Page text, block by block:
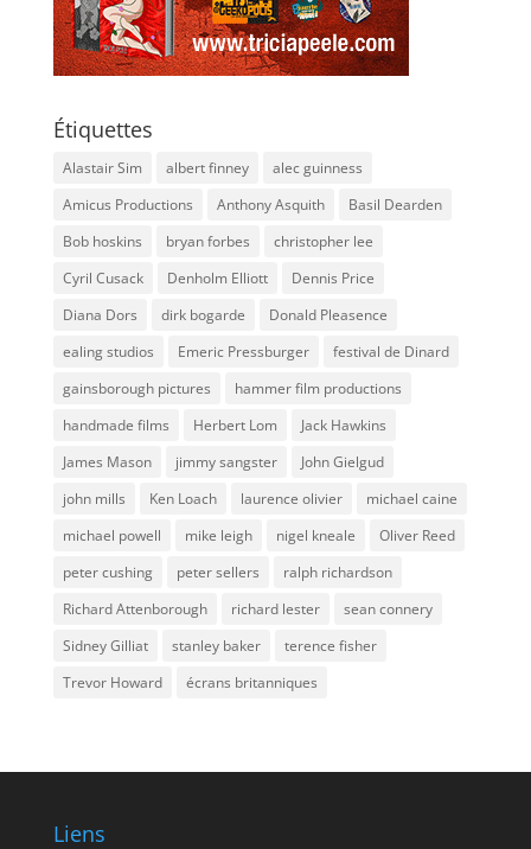
Étiquettes
Alastair Sim albert finney
alec guinness
Amicus Productions
Anthony Asquith
Basil Dearden
Bob hoskins
bryan forbes
christopher lee
Cyril Cusack
Denholm Elliott
Dennis Price
Diana Dors
dirk bogarde
Donald Pleasence
ealing studios
Emeric Pressburger
festival de Dinard
gainsborough pictures
hammer film productions
handmade films
Herbert Lom
Jack Hawkins
James Mason
jimmy sangster
John Gielgud
john mills
Ken Loach laurence olivier
michael caine
michael powell
mike leigh nigel kneale
Oliver Reed
peter cushing
peter sellers
ralph richardson
Richard Attenborough
richard lester
sean connery
Sidney Gilliat
stanley baker
terence fisher
Trevor Howard
écrans britanniques
Liens